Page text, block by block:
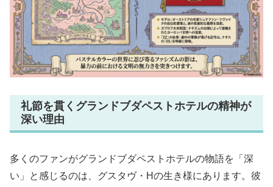
礼節を貫くグランドブダペストホテルの精神が
深い理由
多くのファンがグランドブダペストホテルの物語を「深
い」と感じるのは、グスタヴ・Hの生き様にあります。彼